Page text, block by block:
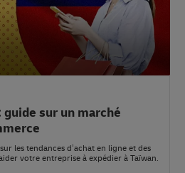
guide sur un marché
les tendances d’achat en ligne et des
votre entreprise à expédier à Taïwan.